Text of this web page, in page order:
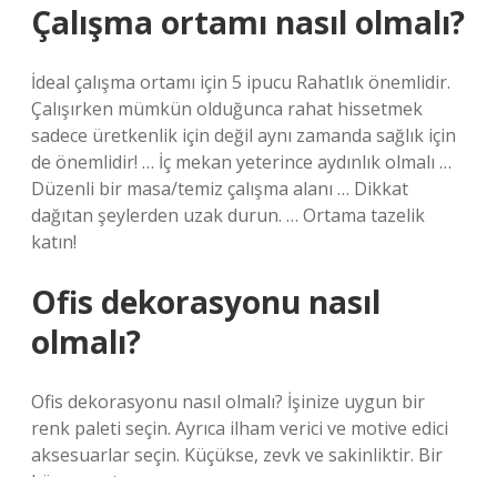
Çalışma ortamı nasıl olmalı?
İdeal çalışma ortamı için 5 ipucu Rahatlık önemlidir.
Çalışırken mümkün olduğunca rahat hissetmek
sadece üretkenlik için değil aynı zamanda sağlık için
de önemlidir! … İç mekan yeterince aydınlık olmalı …
Düzenli bir masa/temiz çalışma alanı … Dikkat
dağıtan şeylerden uzak durun. … Ortama tazelik
katın!
Ofis dekorasyonu nasıl
olmalı?
Ofis dekorasyonu nasıl olmalı? İşinize uygun bir
renk paleti seçin. Ayrıca ilham verici ve motive edici
aksesuarlar seçin. Küçükse, zevk ve sakinliktir. Bir